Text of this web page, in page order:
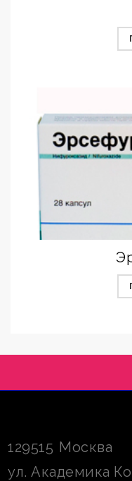
129515 Москва
ул. Академика